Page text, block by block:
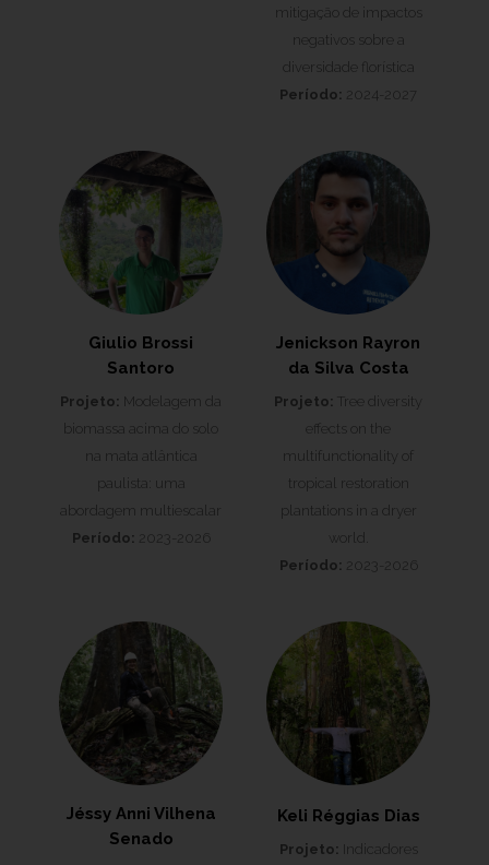
mitigação de impactos
negativos sobre a
diversidade florística
Período: 2024-2027
Giulio Brossi
Santoro
Projeto: Modelagem da
biomassa acima do solo
na mata atlântica
paulista: uma
abordagem multiescalar
Período: 2023-2026
Jenickson Rayron
da Silva Costa
Projeto: Tree diversity
effects on the
multifunctionality of
tropical restoration
plantations in a dryer
world.
Período: 2023-2026
Jéssy Anni Vilhena
Senado
Keli Réggias Dias
Projeto: Indicadores